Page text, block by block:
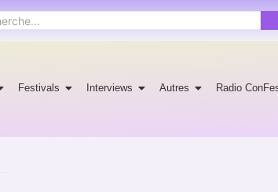
Festivals Interviews Autres Radio